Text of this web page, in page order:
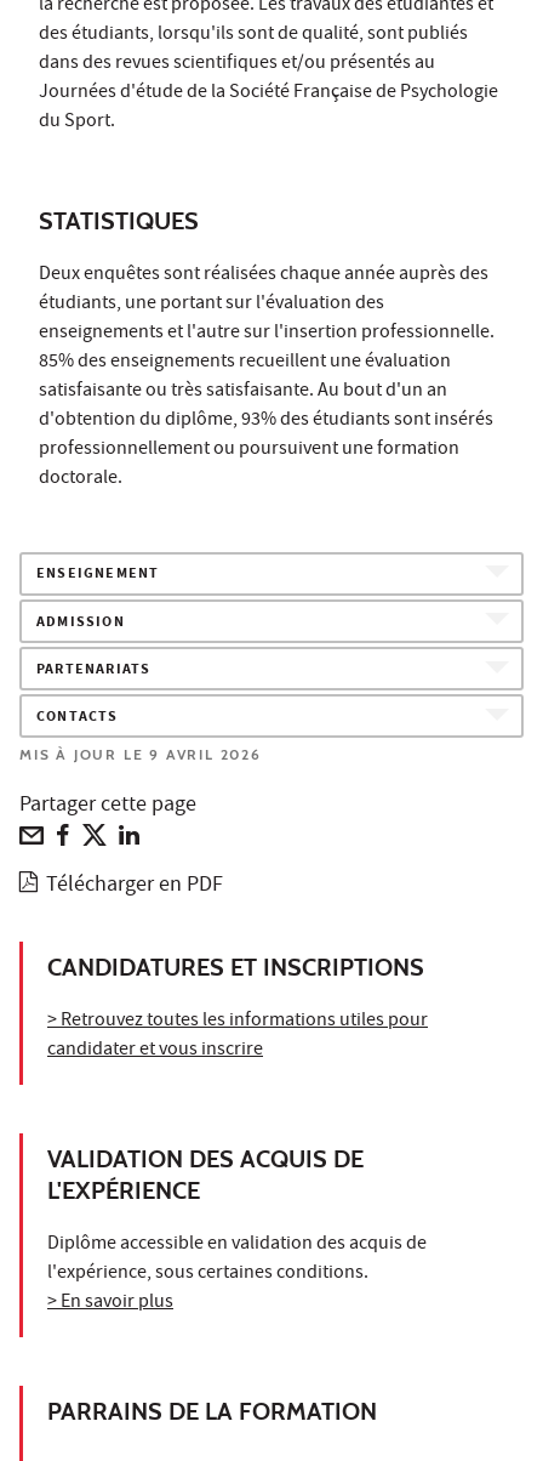
des étudiants, lorsqu'ils sont de qualité, sont publiés
dans des revues scientifiques et/ou présentés au
Journées d'étude de la Société Française de Psychologie
du Sport.
STATISTIQUES
Deux enquêtes sont réalisées chaque année auprès des
étudiants, une portant sur l'évaluation des
enseignements et l'autre sur l'insertion professionnelle.
85% des enseignements recueillent une évaluation
satisfaisante ou très satisfaisante. Au bout d'un an
d'obtention du diplôme, 93% des étudiants sont insérés
professionnellement ou poursuivent une formation
doctorale.
ENSEIGNEMENT
ADMISSION
PARTENARIATS
CONTACTS
MIS À JOUR LE 9 AVRIL 2026
Partager cette page
Télécharger en PDF
CANDIDATURES ET INSCRIPTIONS
> Retrouvez toutes les informations utiles pour
candidater et vous inscrire
VALIDATION DES ACQUIS DE
L'EXPÉRIENCE
Diplôme accessible en validation des acquis de
l'expérience, sous certaines conditions.
> En savoir plus
PARRAINS DE LA FORMATION